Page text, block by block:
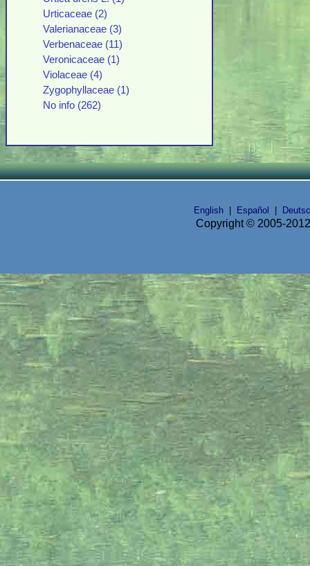
Urticaceae (2)
Valerianaceae (3)
Verbenaceae (11)
Veronicaceae (1)
Violaceae (4)
Zygophyllaceae (1)
No info (262)
English Español
Copyright © 2005-